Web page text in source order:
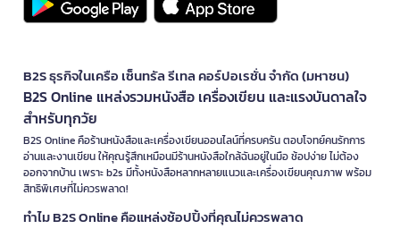
B2S ธุรกิจในเครือ เซ็นทรัล รีเทล คอร์ปอเรชั่น จำกัด (มหาชน)
B2S Online แหล่งรวมหนังสือ เครื่องเขียน และแรงบันดาลใจ
สำหรับทุกวัย
B2S Online คือร้านหนังสือและเครื่องเขียนออนไลน์ที่ครบครัน ตอบโจทย์คนรักการ
อ่านและงานเขียน ให้คุณรู้สึกเหมือนมีร้านหนังสือใกล้ฉันอยู่ในมือ ช้อปง่าย ไม่ต้อง
ออกจากบ้าน เพราะ b2s มีทั้งหนังสือหลากหลายแนวและเครื่องเขียนคุณภาพ พร้อม
สิทธิพิเศษที่ไม่ควรพลาด!
ทำไม B2S Online คือแหล่งช้อปปิ้งที่คุณไม่ควรพลาด